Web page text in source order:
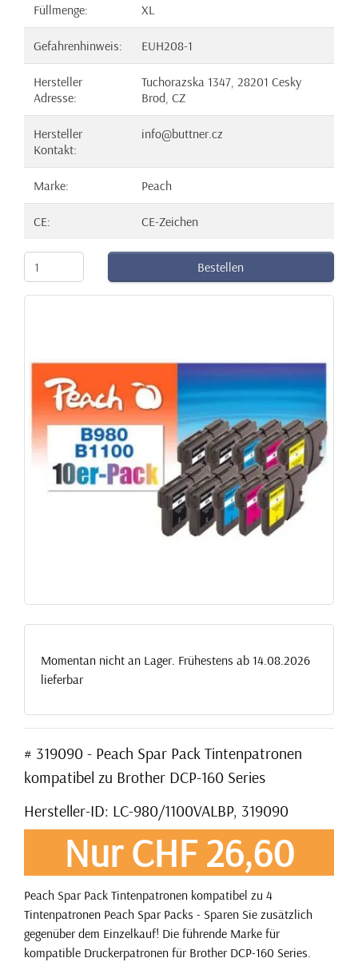
Füllmenge: XL
Gefahrenhinweis: EUH208-1
Hersteller
Adresse:
Tuchorazska 1347, 28201 Cesky
Brod, CZ
Hersteller
Kontakt:
info@buttner.cz
Marke: Peach
CE: CE-Zeichen
Bestellen
Momentan nicht an Lager. Frühestens ab 14.08.2026
lieferbar
# 319090 - Peach Spar Pack Tintenpatronen
kompatibel zu Brother DCP-160 Series
Hersteller-ID: LC-980/1100VALBP, 319090
Nur CHF 26,60
Peach Spar Pack Tintenpatronen kompatibel zu 4
Tintenpatronen Peach Spar Packs - Sparen Sie zusätzlich
gegenüber dem Einzelkauf! Die führende Marke für
kompatible Druckerpatronen für Brother DCP-160 Series.